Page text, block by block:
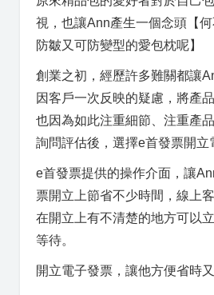
視，也讓Ann產生一個念頭【何
防皺又可防變型的愛包枕呢】
創業之初，經歷許多難關都讓
因客戶一次反映的疑慮，將產
也因為如此注重細節、注重產
詢問評估後，選擇e首發票開立
e首發票提供的操作介面，讓
票開立上節省不少時間，線上
在開立上有不清楚的地方可以
等待。
開立電子發票，讓他方便省時又